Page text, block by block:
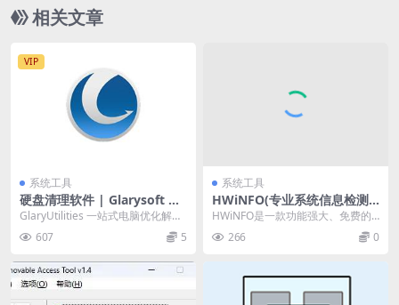
相关文章
VIP
系统工具
硬盘清理软件 | Glarysoft Dis
k Cleaner v6.0.1.36 中文绿
色破解版
GlaryUtilities 一站式电脑优化解决
件，...
607 5
系统工具
HWiNFO(专业系统信息检测
工具) v8.13.5565 中文绿色版
HWiNFO是一款功能强大、免费的
硬件信息检测工具，它可以提供详
细的系统和硬件信...
266 0